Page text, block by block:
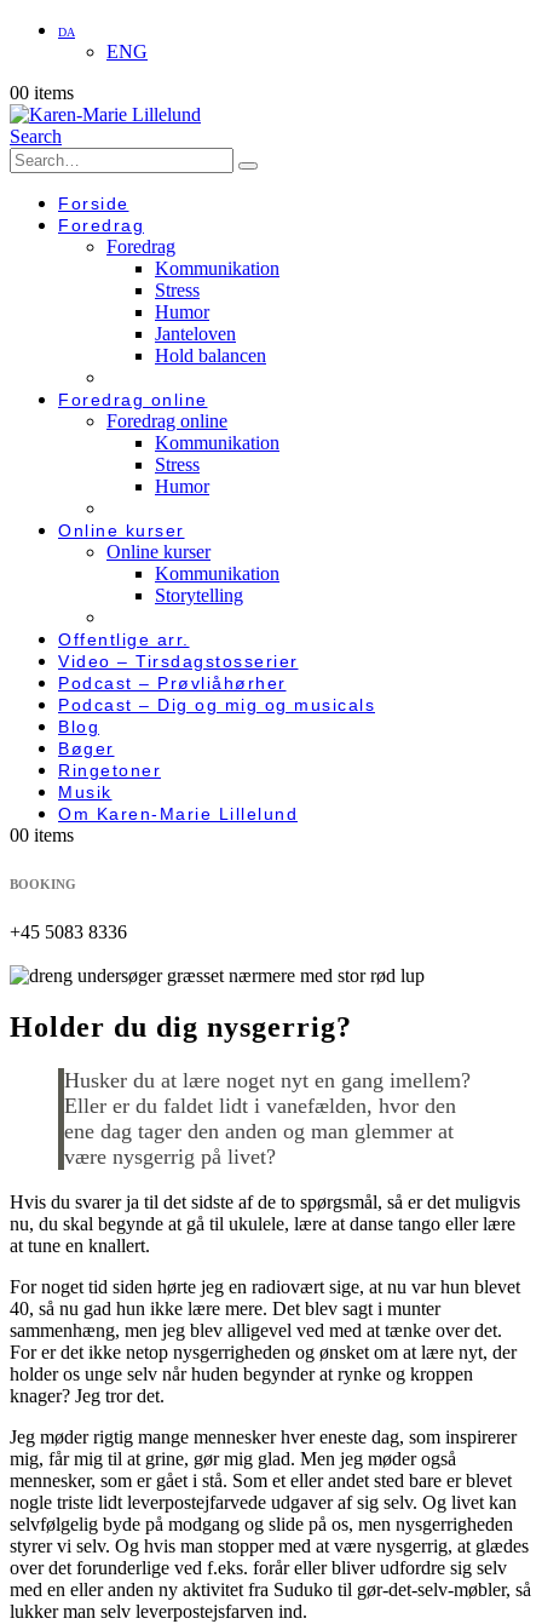
DA
ENG
00 items
Search
Forside
Foredrag
Foredrag
Kommunikation
Stress
Humor
Janteloven
Hold balancen
Foredrag online
Foredrag online
Kommunikation
Stress
Humor
Online kurser
Online kurser
Kommunikation
Storytelling
Offentlige arr.
Video – Tirsdagstosserier
Podcast – Prøvliåhørher
Podcast – Dig og mig og musicals
Blog
Bøger
Ringetoner
Musik
Om Karen-Marie Lillelund
00 items
BOOKING
+45 5083 8336
Holder du dig nysgerrig?
Husker du at lære noget nyt en gang imellem?
Eller er du faldet lidt i vanefælden, hvor den
ene dag tager den anden og man glemmer at
være nysgerrig på livet?
Hvis du svarer ja til det sidste af de to spørgsmål, så er det muligvis
nu, du skal begynde at gå til ukulele, lære at danse tango eller lære
at tune en knallert.
For noget tid siden hørte jeg en radiovært sige, at nu var hun blevet
40, så nu gad hun ikke lære mere. Det blev sagt i munter
sammenhæng, men jeg blev alligevel ved med at tænke over det.
For er det ikke netop nysgerrigheden og ønsket om at lære nyt, der
holder os unge selv når huden begynder at rynke og kroppen
knager? Jeg tror det.
Jeg møder rigtig mange mennesker hver eneste dag, som inspirerer
mig, får mig til at grine, gør mig glad. Men jeg møder også
mennesker, som er gået i stå. Som et eller andet sted bare er blevet
nogle triste lidt leverpostejfarvede udgaver af sig selv. Og livet kan
selvfølgelig byde på modgang og slide på os, men nysgerrigheden
styrer vi selv. Og hvis man stopper med at være nysgerrig, at glædes
over det forunderlige ved f.eks. forår eller bliver udfordre sig selv
med en eller anden ny aktivitet fra Suduko til gør-det-selv-møbler, så
lukker man selv leverpostejsfarven ind.